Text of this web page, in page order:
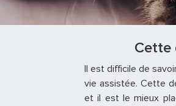
Cette
Il est difficile de
vie assistée. Cette
et il est le mieux